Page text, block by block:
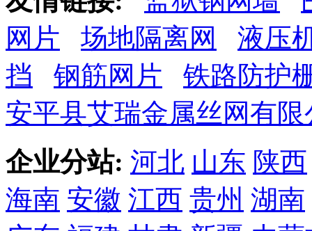
网片
场地隔离网
液压
挡
钢筋网片
铁路防护
安平县艾瑞金属丝网有限
企业分站: 河北 山东 陕西
海南 安徽 江西 贵州 湖南